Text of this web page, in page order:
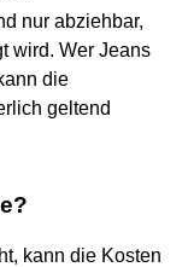
nur abziehbar,
wird. Wer Jeans
die
geltend
kann die Kosten